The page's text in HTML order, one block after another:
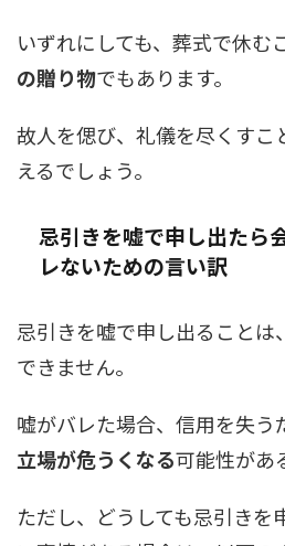
いずれにしても、葬式で休む
の贈り物でもあります。
故人を偲び、礼儀を尽くすこ
えるでしょう。
忌引きを嘘で申し出たら
レないための言い訳
忌引きを嘘で申し出ることは
できません。
嘘がバレた場合、信用を失う
立場が危うくなる可能性があ
ただし、どうしても忌引きを